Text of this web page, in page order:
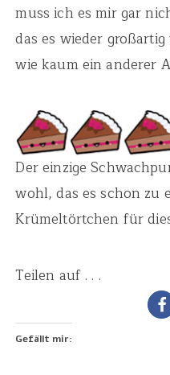
muss ich es mir gar
das es wieder
wie kaum ein anderer
Der einzige
wohl, das es schon zu
Krümeltörtchen für
Teilen auf . . .
Gefällt mir: